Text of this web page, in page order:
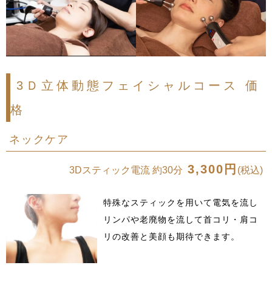
3Ｄ立体動態フェイシャルコース 価
格
ネックケア
3Dスティック電流 約30分 3,300円 (税込)
特殊なスティックを用いて電気を流し
リンパや老廃物を流して首コリ・肩コ
リの改善と美顔も期待できます。